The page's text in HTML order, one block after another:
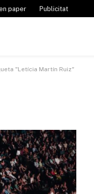
paper Publicitat
"Letícia Martín Ruiz"